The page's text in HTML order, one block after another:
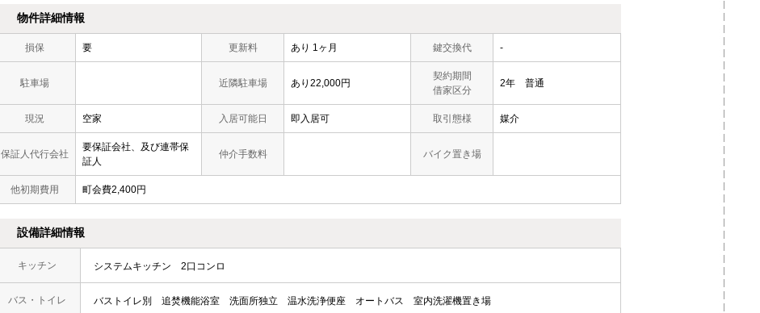
物件詳細情報
損保 要 更新料 あり 1ヶ月 鍵交換代 -
駐車場 近隣駐車場 あり22,000円
契約期間
借家区分
2年 普通
現況 空家 入居可能日 即入居可 取引態様 媒介
保証人代行会社
要保証会社、及び連帯保
証人
仲介手数料 バイク置き場
他初期費用 町会費2,400円
設備詳細情報
キッチン システムキッチン 2口コンロ
バス・トイレ バストイレ別 追焚機能浴室 洗面所独立 温水洗浄便座 オートバス 室内洗濯機置き場